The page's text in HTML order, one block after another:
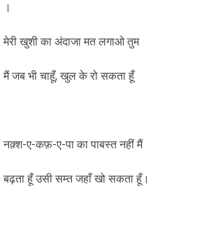
।
मेरी खुशी का अंदाजा मत लगाओ तुम
मैं जब भी चाहूँ, खुल के रो सकता हूँ
नक़्श-ए-कफ़-ए-पा का पाबस्त नहीं मैं
बढ़ता हूँ उसी सम्त जहाँ खो सकता हूँ।